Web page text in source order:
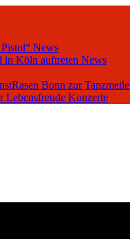
News
in Köln auftreten News
Bonn zur Tanzmeile
Lebensfreude Konzerte